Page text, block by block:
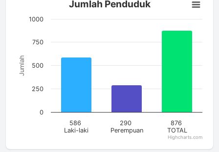
Bar chart with 3 bars.
The chart has 1 X axis displaying categories.
Jumlah
Jumlah Penduduk
586
Laki-laki
290
Perempuan
876
TOTAL
0
250
500
750
1000
Highcharts.com